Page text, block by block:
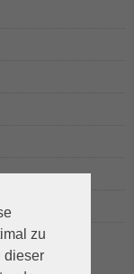
zu
dieser